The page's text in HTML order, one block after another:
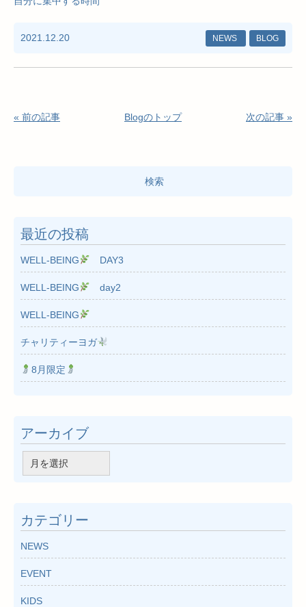
2021.12.20 NEWS BLOG
« 前の記事 Blogのトップ 次の記事 »
最近の投稿
WELL-BEING DAY3
WELL-BEING day2
WELL-BEING
チャリティーヨガ
8月限定
アーカイブ
ー
ブ
カテゴリー
NEWS
EVENT
KIDS